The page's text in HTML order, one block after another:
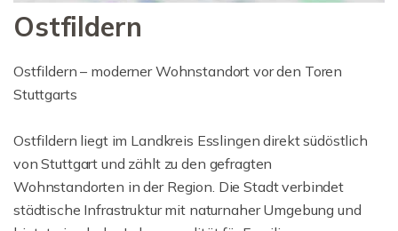
Ostfildern
Ostfildern – moderner Wohnstandort vor den Toren
Stuttgarts
Ostfildern liegt im Landkreis Esslingen direkt südöstlich
von Stuttgart und zählt zu den gefragten
Wohnstandorten in der Region. Die Stadt verbindet
städtische Infrastruktur mit naturnaher Umgebung und